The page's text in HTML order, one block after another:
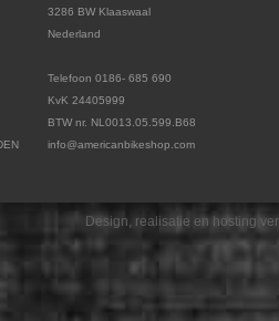
3286 BW Klaaswaal
Nederland
Telefoon 0186- 685 690
KvK 24405999
BTW nr. NL0013.05.599.B68
info@americanbikeshop.com
Design, realisatie en hosting